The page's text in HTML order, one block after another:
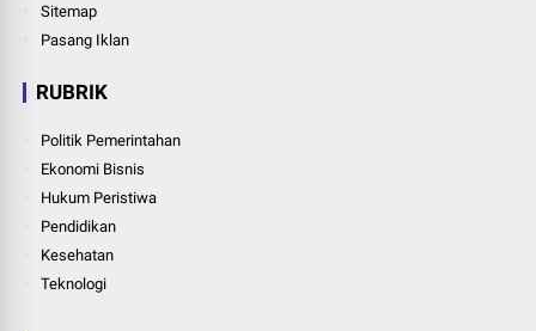
Sitemap
Pasang Iklan
RUBRIK
Politik Pemerintahan
Ekonomi Bisnis
Hukum Peristiwa
Pendidikan
Kesehatan
Teknologi